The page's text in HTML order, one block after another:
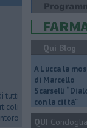
tutti
Qui Blog
A Lucca la
di Marcello
Scarselli
con la città"
QUI